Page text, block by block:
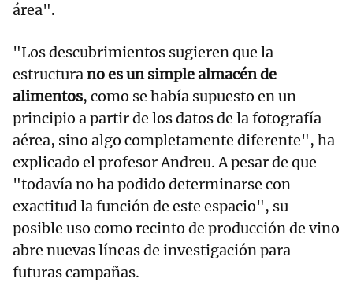
área".
"Los descubrimientos sugieren que la
estructurano es un simple almacén de
alimentos, como se había supuesto en un
principio a partir de los datos de la fotografía
aérea, sino algo completamente diferente", ha
explicado el profesor Andreu. A pesar de que
"todavía no ha podido determinarse con
exactitud la función de este espacio", su
posible uso como recinto de producción de vino
abre nuevas líneas de investigación para
futuras campañas.